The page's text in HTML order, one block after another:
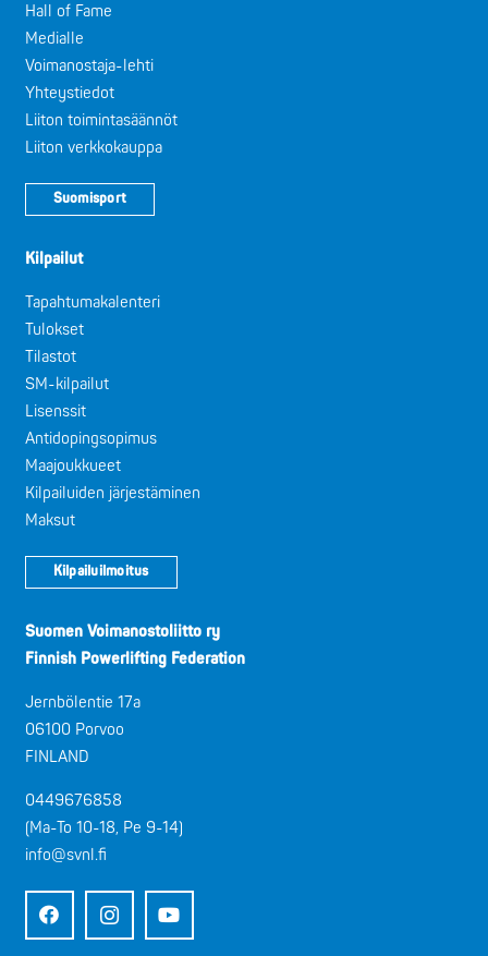
Hall of Fame
Medialle
Voimanostaja-lehti
Yhteystiedot
Liiton toimintasäännöt
Liiton verkkokauppa
Suomisport
Kilpailut
Tapahtumakalenteri
Tulokset
Tilastot
SM-kilpailut
Lisenssit
Antidopingsopimus
Maajoukkueet
Kilpailuiden järjestäminen
Maksut
Kilpailuilmoitus
Suomen Voimanostoliitto ry
Finnish Powerlifting Federation
Jernbölentie 17a
06100 Porvoo
FINLAND
0449676858
(Ma-To 10-18, Pe 9-14)
info@svnl.fi